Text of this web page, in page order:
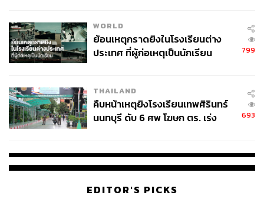
ABOUT THE AUTHOR
นักศึกษาเอกภาษาศาสตร์ สนใจภาษา
วัฒนธรรม และชีวิตขับเคลื่อนด้วยการติ่ง
WORLD
ย้อนเหตุกราดยิงในโรงเรียนต่าง
ประเทศ ที่ผู้ก่อเหตุเป็นนักเรียน
799
THAILAND
คืบหน้าเหตุยิงโรงเรียนเทพศิรินทร์
นนทบุรี ดับ 6 ศพ โฆษก ตร. เร่ง
693
EDITOR'S PICKS